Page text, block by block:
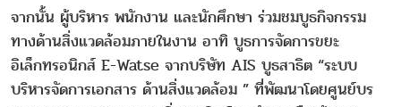
จากนั้น ผู้บริหาร พนักงาน และนักศึกษา ร่วมชมบูธกิจกรรม
ทางด้านสิ่งแวดล้อมภายในงาน อาทิ บูธการจัดการขยะ
อิเล็กทรอนิกส์ E-Watse จากบริษัท AIS บูธสาธิต “ระบบ
บริหารจัดการเอกสาร ด้านสิ่งแวดล้อม ” ที่พัฒนาโดยศูนย์บร